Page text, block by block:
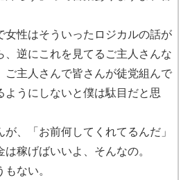
女性はそういったロジカルの話が
、逆にこれを見てるご主人さんな
ご主人さんで皆さんが徒党組んで
ようにしないと僕は駄目だと思
が、「お前何してくれてるんだ」
は稼げばいいよ、そんなの。
もない。